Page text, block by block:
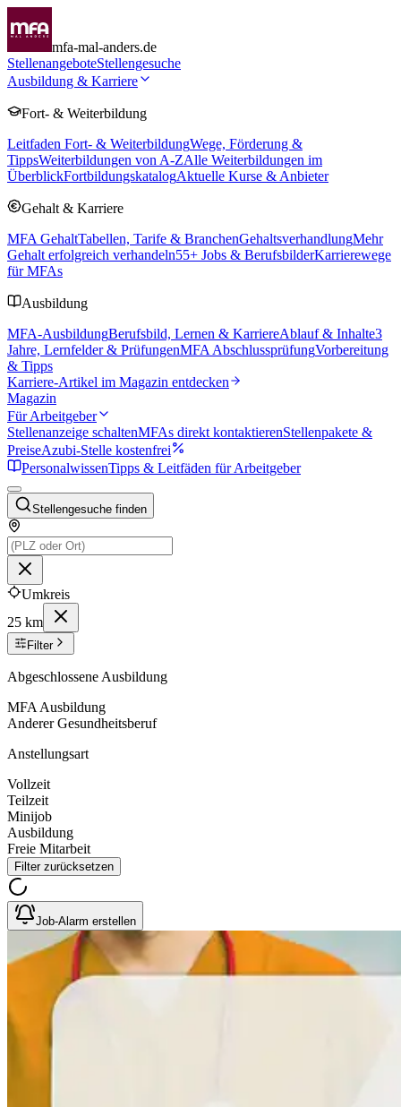
mfa-mal-anders.de
StellenangeboteStellengesuche
Ausbildung & Karriere
Fort- & Weiterbildung
Leitfaden Fort- & WeiterbildungWege, Förderung &
TippsWeiterbildungen von A-ZAlle Weiterbildungen im
ÜberblickFortbildungskatalogAktuelle Kurse & Anbieter
Gehalt & Karriere
MFA GehaltTabellen, Tarife & BranchenGehaltsverhandlungMehr
Gehalt erfolgreich verhandeln55+ Jobs & BerufsbilderKarrierewege
für MFAs
Ausbildung
MFA-AusbildungBerufsbild, Lernen & KarriereAblauf & Inhalte3
Jahre, Lernfelder & PrüfungenMFA AbschlussprüfungVorbereitung
& Tipps
Karriere-Artikel im Magazin entdecken
Magazin
Für Arbeitgeber
Stellenanzeige schaltenMFAs direkt kontaktierenStellenpakete &
PreiseAzubi-Stelle kostenfrei
PersonalwissenTipps & Leitfäden für Arbeitgeber
Stellengesuche finden
Umkreis
25 km
Filter
Abgeschlossene Ausbildung
MFA Ausbildung
Anderer Gesundheitsberuf
Anstellungsart
Vollzeit
Teilzeit
Minijob
Ausbildung
Freie Mitarbeit
Filter zurücksetzen
Job-Alarm erstellen